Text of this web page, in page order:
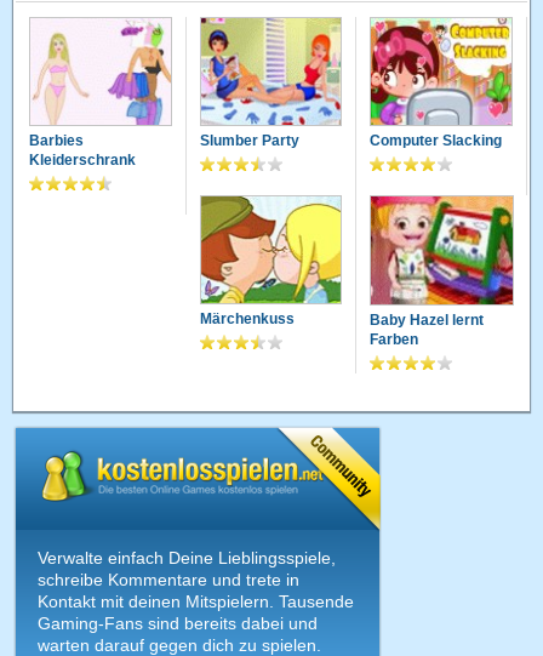
Barbies
Kleiderschrank
Slumber Party Computer Slacking
Märchenkuss
Baby Hazel lernt
Farben
Verwalte einfach Deine Lieblingsspiele,
schreibe Kommentare und trete in
Kontakt mit deinen Mitspielern. Tausende
Gaming-Fans sind bereits dabei und
warten darauf gegen dich zu spielen.